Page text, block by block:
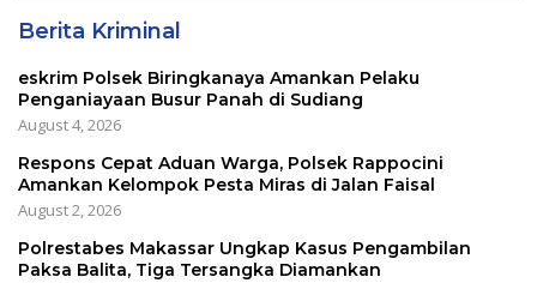
Berita Kriminal
eskrim Polsek Biringkanaya Amankan Pelaku
Penganiayaan Busur Panah di Sudiang
August 4, 2026
Respons Cepat Aduan Warga, Polsek Rappocini
Amankan Kelompok Pesta Miras di Jalan Faisal
August 2, 2026
Polrestabes Makassar Ungkap Kasus Pengambilan
Paksa Balita, Tiga Tersangka Diamankan